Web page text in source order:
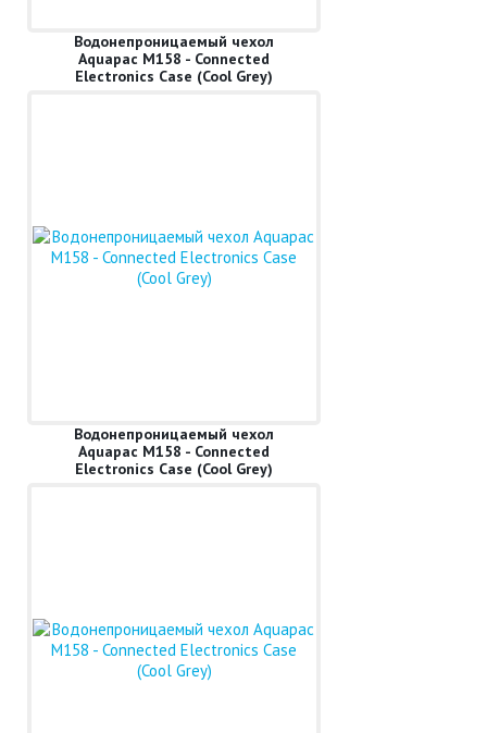
Водонепроницаемый чехол
Aquapac M158 - Connected
Electronics Case (Cool Grey)
Водонепроницаемый чехол
Aquapac M158 - Connected
Electronics Case (Cool Grey)